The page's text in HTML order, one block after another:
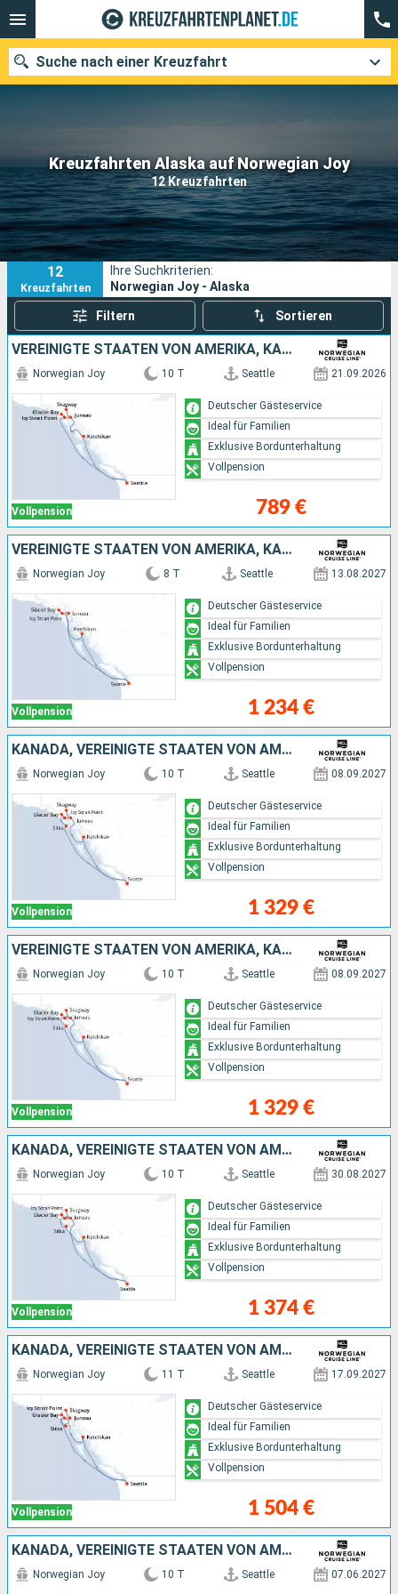
Kreuzfahrten Alaska auf Norwegian Joy
12 Kreuzfahrten
Suche nach einer Kreuzfahrt
Unsere Ziele
Abfahrtsmonat
Häfen Reedereien
Suchen
12
Kreuzfahrten
Ihre Suchkriterien:
Norwegian Joy - Alaska
Filtern Sortieren
VEREINIGTE STAATEN VON AMERIKA, KANADA
Vollpension
Norwegian Joy 10 T Seattle 21.09.2026
789 €
Deutscher Gästeservice
Ideal für Familien
Exklusive Bordunterhaltung
Vollpension
VEREINIGTE STAATEN VON AMERIKA, KANADA
Vollpension
Norwegian Joy 8 T Seattle 13.08.2027
1 234 €
Deutscher Gästeservice
Ideal für Familien
Exklusive Bordunterhaltung
Vollpension
KANADA, VEREINIGTE STAATEN VON AMERIKA
Vollpension
Norwegian Joy 10 T Seattle 08.09.2027
1 329 €
Deutscher Gästeservice
Ideal für Familien
Exklusive Bordunterhaltung
Vollpension
VEREINIGTE STAATEN VON AMERIKA, KANADA
Vollpension
Norwegian Joy 10 T Seattle 08.09.2027
1 329 €
Deutscher Gästeservice
Ideal für Familien
Exklusive Bordunterhaltung
Vollpension
KANADA, VEREINIGTE STAATEN VON AMERIKA
Vollpension
Norwegian Joy 10 T Seattle 30.08.2027
1 374 €
Deutscher Gästeservice
Ideal für Familien
Exklusive Bordunterhaltung
Vollpension
KANADA, VEREINIGTE STAATEN VON AMERIKA
Vollpension
Norwegian Joy 11 T Seattle 17.09.2027
1 504 €
Deutscher Gästeservice
Ideal für Familien
Exklusive Bordunterhaltung
Vollpension
KANADA, VEREINIGTE STAATEN VON AMERIKA
Norwegian Joy 10 T Seattle 07.06.2027